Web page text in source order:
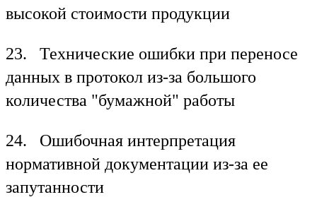
высокой стоимости продукции
23. Технические ошибки при переносе
данных в протокол из-за большого
количества "бумажной" работы
24. Ошибочная интерпретация
нормативной документации из-за ее
запутанности